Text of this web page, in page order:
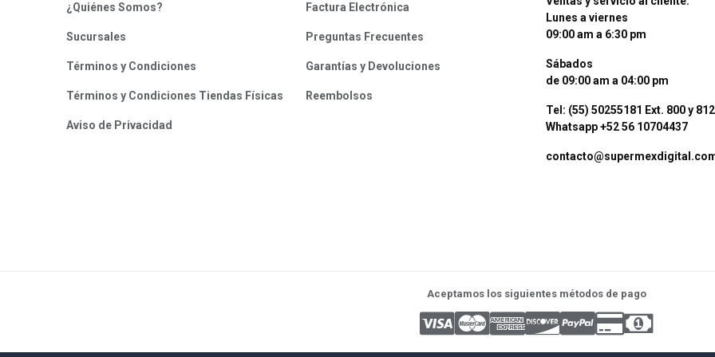
¿Quiénes Somos?
Sucursales
Términos y Condiciones
Términos y Condiciones Tiendas Físicas
Aviso de Privacidad
Factura Electrónica
Preguntas Frecuentes
Garantías y Devoluciones
Reembolsos
Lunes a viernes
09:00 am a 6:30 pm
Sábados
de 09:00 am a 04:00 pm
Tel: (55) 50255181 Ext. 800 y 812
Whatsapp +52 56 10704437
Aceptamos los siguientes métodos de pago